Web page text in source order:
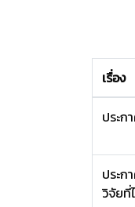
เรื่อง
ประก
ประก
วิจัย